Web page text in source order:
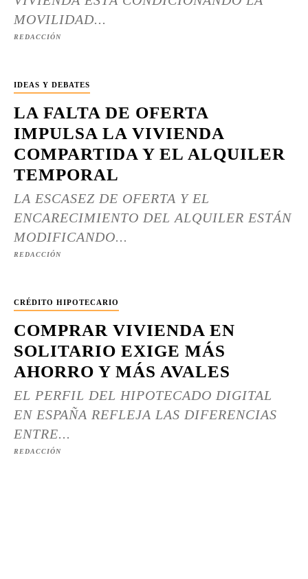
MOVILIDAD...
REDACCIÓN
IDEAS Y DEBATES
LA FALTA DE OFERTA
IMPULSA LA VIVIENDA
COMPARTIDA Y EL ALQUILER
TEMPORAL
LA ESCASEZ DE OFERTA Y EL
ENCARECIMIENTO DEL ALQUILER ESTÁN
MODIFICANDO...
REDACCIÓN
CRÉDITO HIPOTECARIO
COMPRAR VIVIENDA EN
SOLITARIO EXIGE MÁS
AHORRO Y MÁS AVALES
EL PERFIL DEL HIPOTECADO DIGITAL
EN ESPAÑA REFLEJA LAS DIFERENCIAS
ENTRE...
REDACCIÓN